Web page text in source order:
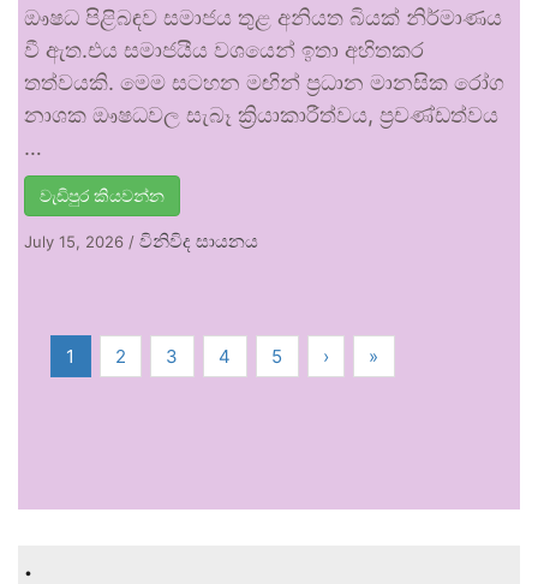
ඖෂධ පිළිබඳව සමාජය තුළ අනියත බියක් නිර්මාණය
වී ඇත.එය සමාජයීය වශයෙන් ඉතා අහිතකර
තත්වයකි. මෙම සටහන මඟින් ප්‍රධාන මානසික රෝග
නාශක ඖෂධවල සැබෑ ක්‍රියාකාරීත්වය, ප්‍රචණ්ඩත්වය
…
වැඩිපුර කියවන්න
July 15, 2026 / විනිවිද සායනය
1 2 3 4 5 › »
.